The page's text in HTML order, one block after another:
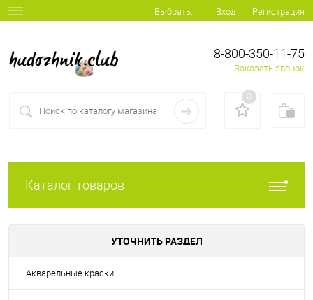
Выбрать... Вход Регистрация
8-800-350-11-75
Заказать звонок
0
Каталог товаров
УТОЧНИТЬ РАЗДЕЛ
Акварельные краски